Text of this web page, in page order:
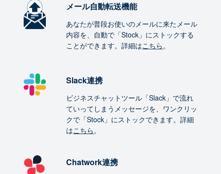
メール自動転送機能
あなたが普段お使いのメールに来たメール
内容を、自動で「Stock」にストックする
ことができます。詳細はこちら。
Slack連携
ビジネスチャットツール「Slack」で流れ
ていってしまうメッセージを、ワンクリッ
クで「Stock」にストックできます。詳細
はこちら。
Chatwork連携